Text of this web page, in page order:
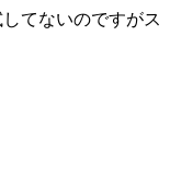
てないのですがス